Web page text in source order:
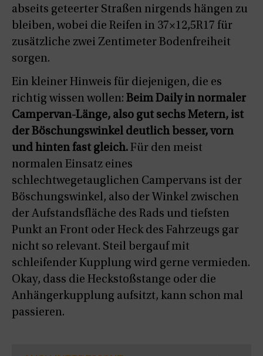
abseits geteerter Straßen nirgends hängen zu
bleiben, wobei die Reifen in 37×12,5R17 für
zusätzliche zwei Zentimeter Bodenfreiheit
sorgen.
Ein kleiner Hinweis für diejenigen, die es
richtig wissen wollen: Beim Daily in normaler
Campervan-Länge, also gut sechs Metern, ist
der Böschungswinkel deutlich besser, vorn
und hinten fast gleich. Für den meist
normalen Einsatz eines
schlechtwegetauglichen Campervans ist der
Böschungswinkel, also der Winkel zwischen
der Aufstandsfläche des Rads und tiefsten
Punkt an Front oder Heck des Fahrzeugs gar
nicht so relevant. Steil bergauf mit
schleifender Kupplung wird gerne vermieden.
Okay, dass die Heckstoßstange oder die
Anhängerkupplung aufsitzt, kann schon mal
passieren.